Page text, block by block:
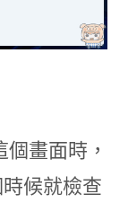
畫面時，
候就檢查